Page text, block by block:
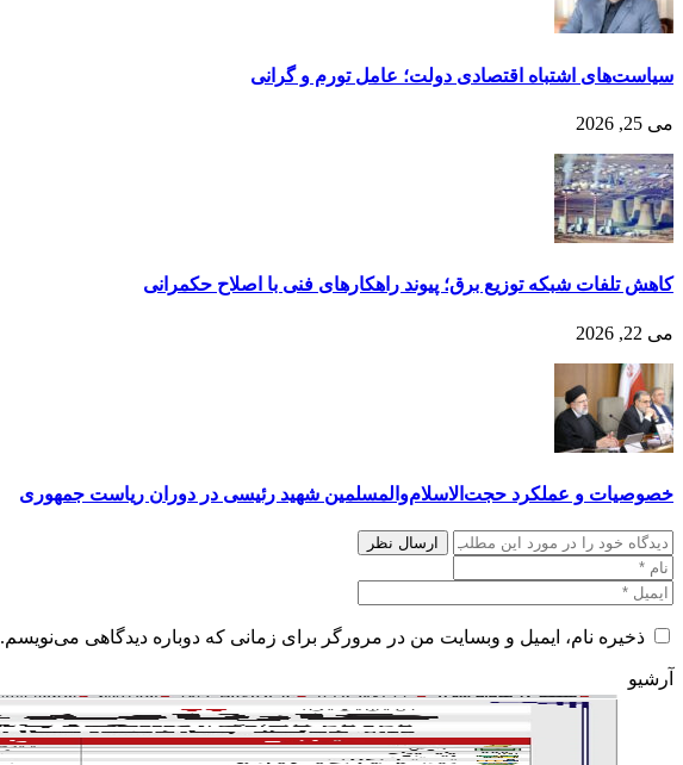
سیاست‌های اشتباه اقتصادی دولت؛ عامل تورم و گرانی
می 25, 2026
کاهش تلفات شبکه توزیع برق؛ پیوند راهکارهای فنی با اصلاح حکمرانی
می 22, 2026
خصوصیات و عملکرد حجت‌الاسلام‌والمسلمین شهید رئیسی در دوران ریاست جمهوری
ذخیره نام، ایمیل و وبسایت من در مرورگر برای زمانی که دوباره دیدگاهی می‌نویسم.
آرشیو